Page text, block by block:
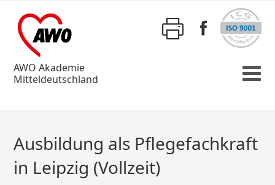
AWO Akademie
Mitteldeutschland
Ausbildung als Pflegefachkraft
in Leipzig (Vollzeit)